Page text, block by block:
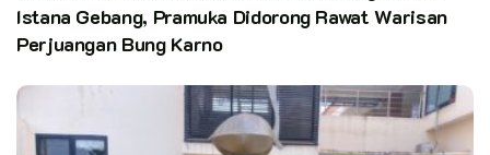
Istana Gebang, Pramuka Didorong Rawat Warisan
Perjuangan Bung Karno